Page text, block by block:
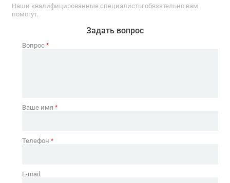
Наши квалифицированные специалисты обязательно вам
помогут.
Задать вопрос
Вопрос *
Ваше имя *
Телефон *
E-mail